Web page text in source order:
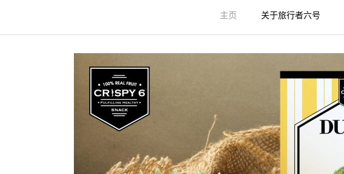
主页 关于旅行者六号